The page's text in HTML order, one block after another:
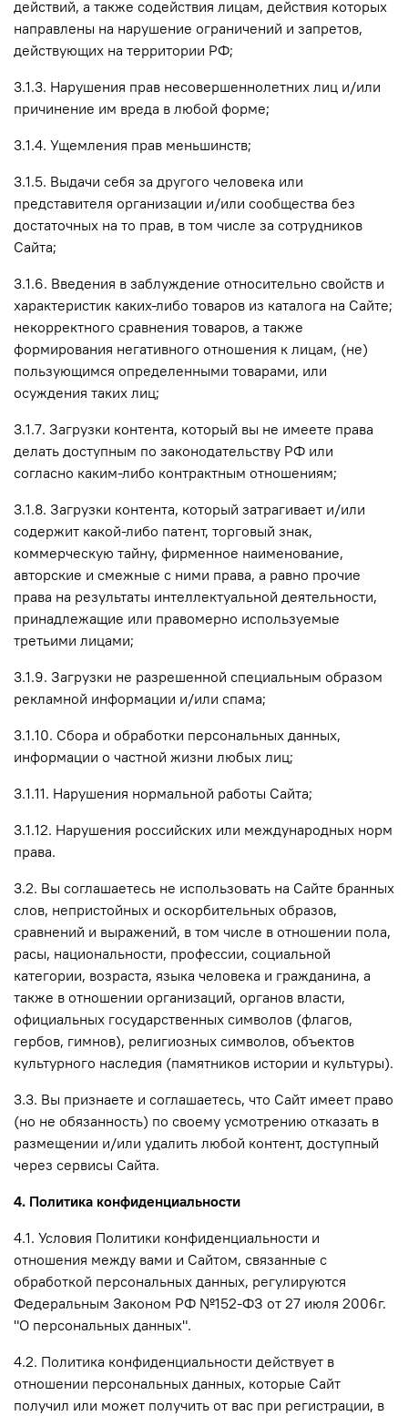
действий, а также содействия лицам, действия которых
направлены на нарушение ограничений и запретов,
действующих на территории РФ;
3.1.3. Нарушения прав несовершеннолетних лиц и/или
причинение им вреда в любой форме;
3.1.4. Ущемления прав меньшинств;
3.1.5. Выдачи себя за другого человека или
представителя организации и/или сообщества без
достаточных на то прав, в том числе за сотрудников
Сайта;
3.1.6. Введения в заблуждение относительно свойств и
характеристик каких-либо товаров из каталога на Сайте;
некорректного сравнения товаров, а также
формирования негативного отношения к лицам, (не)
пользующимся определенными товарами, или
осуждения таких лиц;
3.1.7. Загрузки контента, который вы не имеете права
делать доступным по законодательству РФ или
согласно каким-либо контрактным отношениям;
3.1.8. Загрузки контента, который затрагивает и/или
содержит какой-либо патент, торговый знак,
коммерческую тайну, фирменное наименование,
авторские и смежные с ними права, а равно прочие
права на результаты интеллектуальной деятельности,
принадлежащие или правомерно используемые
третьими лицами;
3.1.9. Загрузки не разрешенной специальным образом
рекламной информации и/или спама;
3.1.10. Сбора и обработки персональных данных,
информации о частной жизни любых лиц;
3.1.11. Нарушения нормальной работы Сайта;
3.1.12. Нарушения российских или международных норм
права.
3.2. Вы соглашаетесь не использовать на Сайте бранных
слов, непристойных и оскорбительных образов,
сравнений и выражений, в том числе в отношении пола,
расы, национальности, профессии, социальной
категории, возраста, языка человека и гражданина, а
также в отношении организаций, органов власти,
официальных государственных символов (флагов,
гербов, гимнов), религиозных символов, объектов
культурного наследия (памятников истории и культуры).
3.3. Вы признаете и соглашаетесь, что Сайт имеет право
(но не обязанность) по своему усмотрению отказать в
размещении и/или удалить любой контент, доступный
через сервисы Сайта.
4. Политика конфиденциальности
4.1. Условия Политики конфиденциальности и
отношения между вами и Сайтом, связанные с
обработкой персональных данных, регулируются
Федеральным Законом РФ №152-ФЗ от 27 июля 2006г.
"О персональных данных".
4.2. Политика конфиденциальности действует в
отношении персональных данных, которые Сайт
получил или может получить от вас при регистрации, в